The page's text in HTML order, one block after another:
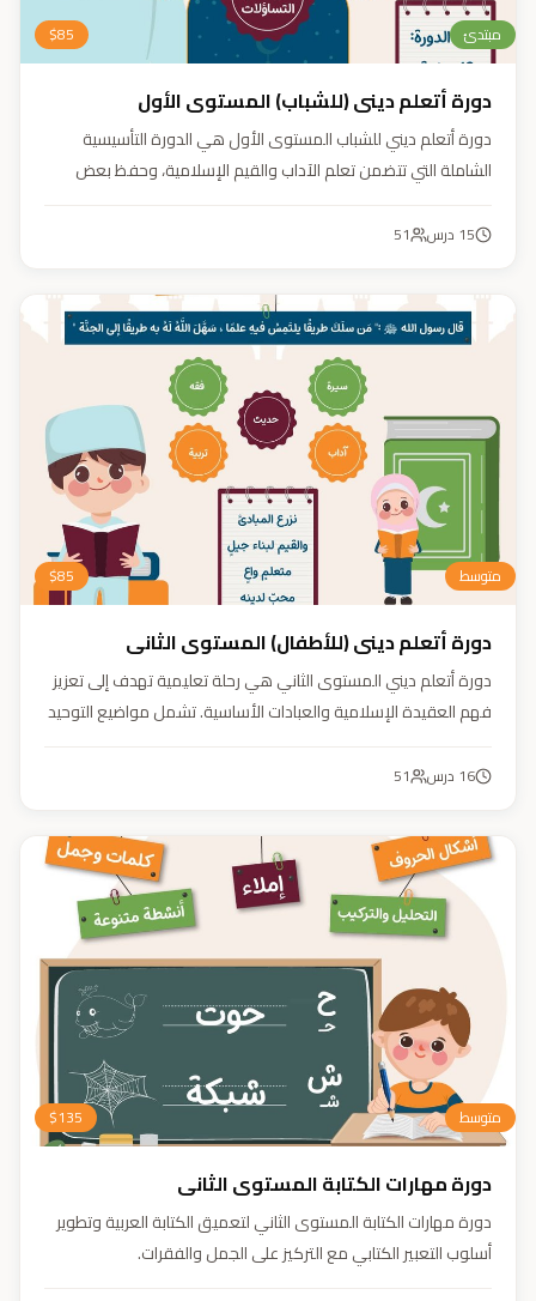
مبتدئ $85
دورة أتعلم ديني (للشباب) المستوى الأول
دورة أتعلم ديني للشباب المستوى الأول هي الدورة التأسيسية
الشاملة التي تتضمن تعلم الآداب والقيم الإسلامية، وحفظ بعض
السيرة النبوية (فقه، عقيدة، سيرة).
15 درس 51
متوسط $85
دورة أتعلم ديني (للأطفال) المستوى الثاني
دورة أتعلم ديني المستوى الثاني هي رحلة تعليمية تهدف إلى تعزيز
فهم العقيدة الإسلامية والعبادات الأساسية. تشمل مواضيع التوحيد
وتربية أبنائنا تربية إيمانية وأخلاقية وعلمية ونفسية واجتماعية.
16 درس 51
متوسط $135
دورة مهارات الكتابة المستوى الثاني
دورة مهارات الكتابة المستوى الثاني لتعميق الكتابة العربية وتطوير
أسلوب التعبير الكتابي مع التركيز على الجمل والفقرات.